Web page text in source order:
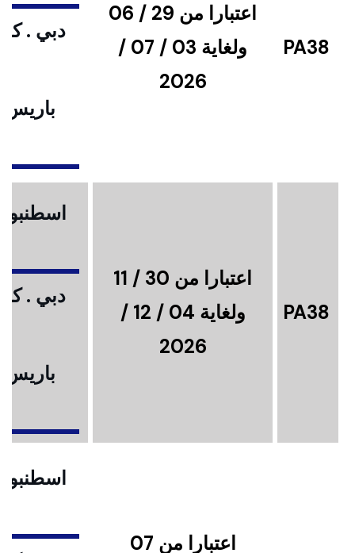
PA38
اعتبارا من 29 / 06
ولغاية 03 / 07 /
2026
دبي .
باريس
PA38
اعتبارا من 30 / 11
ولغاية 04 / 12 /
2026
دبي .
باريس
اعتبارا من 07